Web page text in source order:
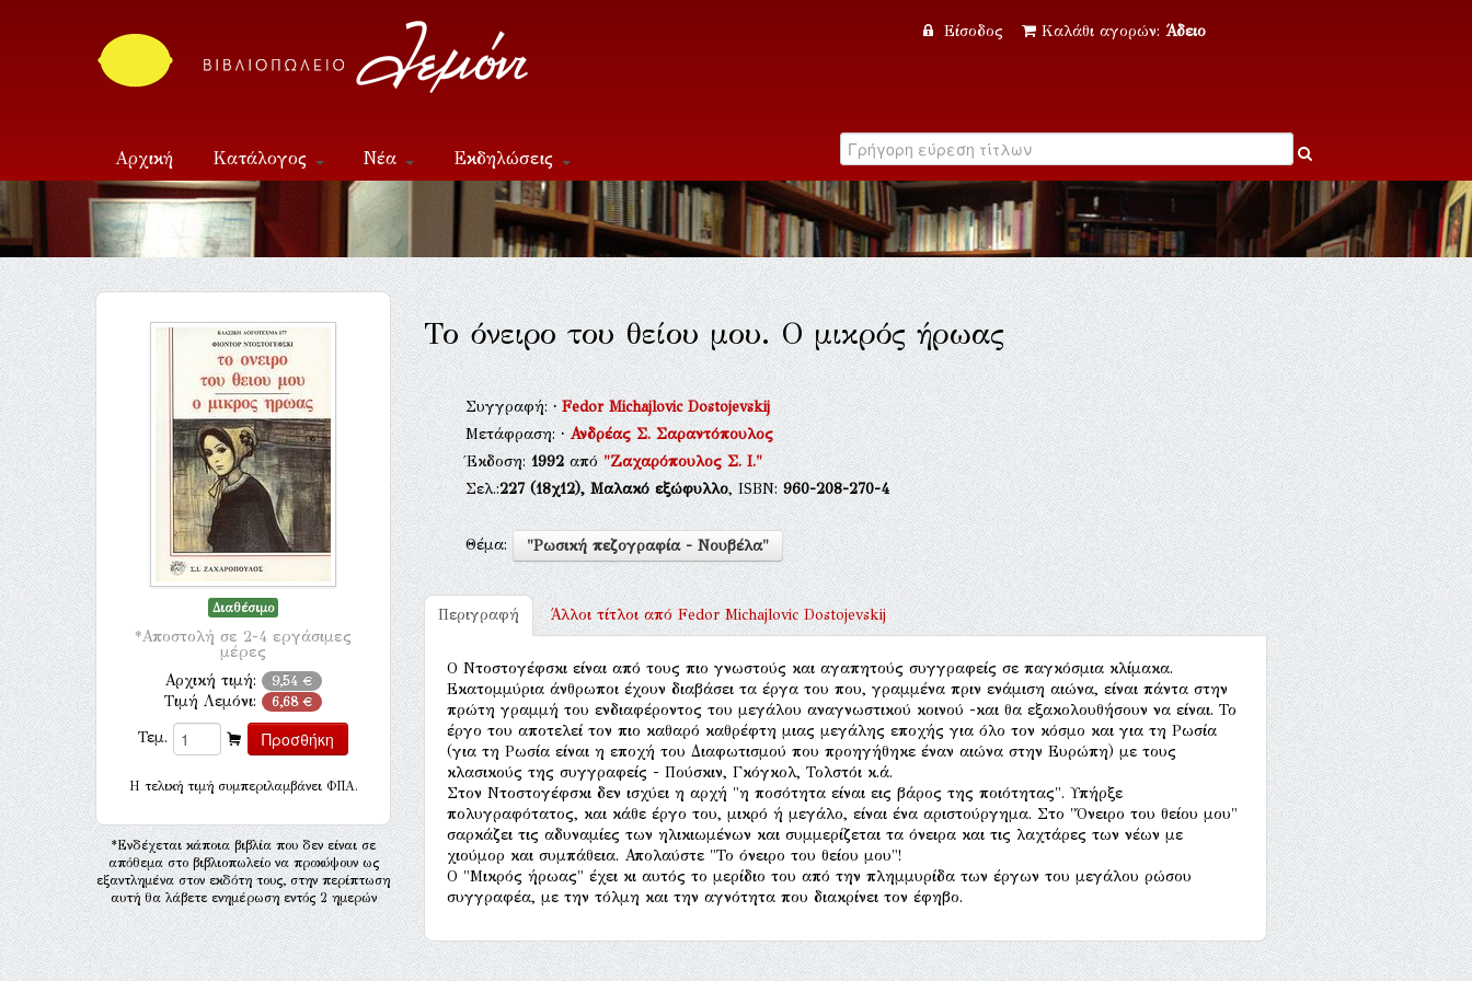
Είσοδος Καλάθι αγορών: Άδειο
Αρχική Κατάλογος Νέα Εκδηλώσεις
Επικοινωνία
Διαθέσιμο
*Αποστολή σε 2-4 εργάσιμες
μέρες
Αρχική τιμή: 9,54 €
Τιμή Λεμόνι: 6,68 €
Τεμ.
H τελική τιμή συμπεριλαμβάνει ΦΠΑ.
*Ενδέχεται κάποια βιβλία που δεν είναι σε
απόθεμα στο βιβλιοπωλείο να προκύψουν ως
εξαντλημένα στον εκδότη τους, στην περίπτωση
αυτή θα λάβετε ενημέρωση εντός 2 ημερών
Το όνειρο του θείου μου. Ο μικρός ήρωας
Συγγραφή:·Fedor Michajlovic Dostojevskij
Μετάφραση:·Ανδρέας Σ. Σαραντόπουλος
Έκδοση:1992από"Ζαχαρόπουλος Σ. Ι."
Σελ.:227(18χ12), Μαλακό εξώφυλλο, ISBN:960-208-270-4
Θέμα: "Ρωσική πεζογραφία - Νουβέλα"
Περιγραφή Άλλοι τίτλοι απόFedor Michajlovic Dostojevskij
Ο Ντοστογέφσκι είναι από τους πιο γνωστούς και αγαπητούς συγγραφείς σε παγκόσμια κλίμακα.
Εκατομμύρια άνθρωποι έχουν διαβάσει τα έργα του που, γραμμένα πριν ενάμιση αιώνα, είναι πάντα στην
πρώτη γραμμή του ενδιαφέροντος του μεγάλου αναγνωστικού κοινού -και θα εξακολουθήσουν να είναι. Το
έργο του αποτελεί τον πιο καθαρό καθρέφτη μιας μεγάλης εποχής για όλο τον κόσμο και για τη Ρωσία
(για τη Ρωσία είναι η εποχή του Διαφωτισμού που προηγήθηκε έναν αιώνα στην Ευρώπη) με τους
κλασικούς της συγγραφείς - Πούσκιν, Γκόγκολ, Τολστόι κ.ά.
Στον Ντοστογέφσκι δεν ισχύει η αρχή "η ποσότητα είναι εις βάρος της ποιότητας". Υπήρξε
πολυγραφότατος, και κάθε έργο του, μικρό ή μεγάλο, είναι ένα αριστούργημα. Στο "Όνειρο του θείου μου"
σαρκάζει τις αδυναμίες των ηλικιωμένων και συμμερίζεται τα όνειρα και τις λαχτάρες των νέων με
χιούμορ και συμπάθεια. Απολαύστε "Το όνειρο του θείου μου"!
Ο "Μικρός ήρωας" έχει κι αυτός το μερίδιο του από την πλημμυρίδα των έργων του μεγάλου ρώσου
συγγραφέα, με την τόλμη και την αγνότητα που διακρίνει τον έφηβο.